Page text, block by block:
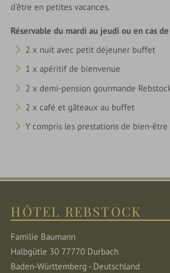
d'être en petites vacances.
Réservable du mardi au jeudi ou en cas
2 x nuit avec petit déjeuner buffet
1 x apéritif de bienvenue
2 x demi-pension gourmande
2 x café et gâteaux au buffet
Y compris les prestations de bien-être
HÔTEL REBSTOCK
Familie Baumann
Halbgütle 30 77770 Durbach
Baden-Württemberg - Deutschland